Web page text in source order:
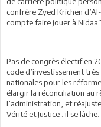
confrère Zyed Krichen
compte faire jouer à Nidaa
Pas de congrès électif en
code d’investissement
nationales pour les
élargir la réconciliation au
l’administration, et
Vérité et Justice : il se lâche.